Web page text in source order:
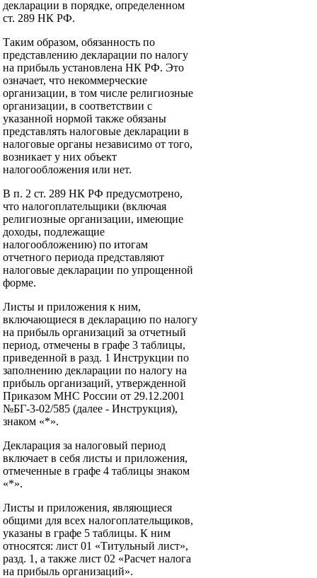
декларации в порядке, определенном
ст. 289 НК РФ.
Таким образом, обязанность по
представлению декларации по налогу
на прибыль установлена НК РФ. Это
означает, что некоммерческие
организации, в том числе религиозные
организации, в соответствии с
указанной нормой также обязаны
представлять налоговые декларации в
налоговые органы независимо от того,
возникает у них объект
налогообложения или нет.
В п. 2 ст. 289 НК РФ предусмотрено,
что налогоплательщики (включая
религиозные организации, имеющие
доходы, подлежащие
налогообложению) по итогам
отчетного периода представляют
налоговые декларации по упрощенной
форме.
Листы и приложения к ним,
включающиеся в декларацию по налогу
на прибыль организаций за отчетный
период, отмечены в графе 3 таблицы,
приведенной в разд. 1 Инструкции по
заполнению декларации по налогу на
прибыль организаций, утвержденной
Приказом МНС России от 29.12.2001
№БГ-3-02/585 (далее - Инструкция),
знаком «*».
Декларация за налоговый период
включает в себя листы и приложения,
отмеченные в графе 4 таблицы знаком
«*».
Листы и приложения, являющиеся
общими для всех налогоплательщиков,
указаны в графе 5 таблицы. К ним
относятся: лист 01 «Титульный лист»,
разд. 1, а также лист 02 «Расчет налога
на прибыль организаций».